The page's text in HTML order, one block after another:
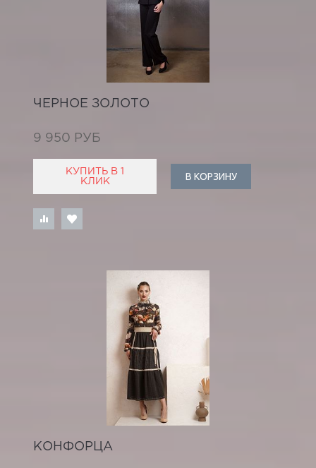
ЧЕРНОЕ ЗОЛОТО
9 950 РУБ
КУПИТЬ В 1
КЛИК
В КОРЗИНУ
КОНФОРЦА